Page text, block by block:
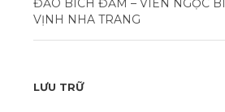
ĐẢO BÍCH ĐẦM – VIÊN NGỌC
VỊNH NHA TRANG
LƯU TRỮ